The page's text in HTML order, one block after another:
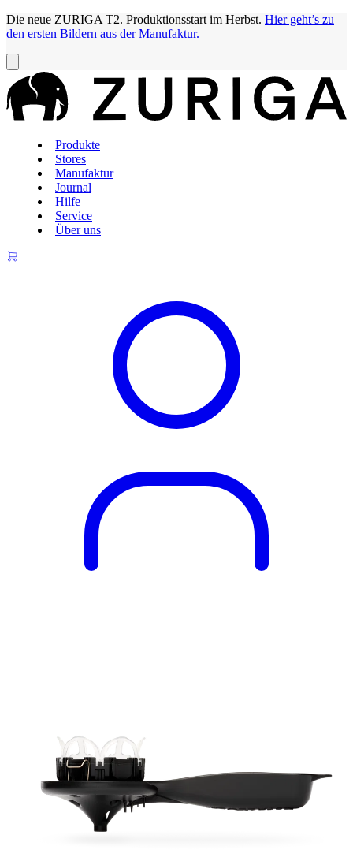
Die neue ZURIGA T2. Produktionsstart im Herbst. Hier geht’s zu
den ersten Bildern aus der Manufaktur.
Produkte
Stores
Manufaktur
Journal
Hilfe
Service
Über uns